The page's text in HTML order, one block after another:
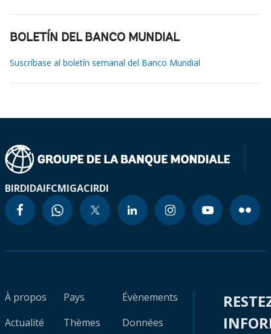
BOLETÍN DEL BANCO MUNDIAL
Suscríbase al boletín semanal del Banco Mundial
BIRDIDAIFCMIGACIRDI
À propos
Actualité
Pays
Thèmes
Évènements
Données